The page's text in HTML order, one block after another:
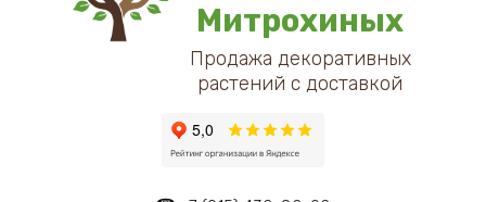
Митрохиных
Продажа декоративных
растений с доставкой